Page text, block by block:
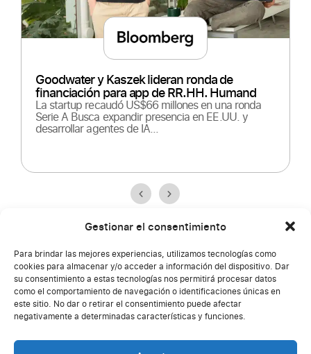
Gestionar el consentimiento
Para brindar las mejores experiencias, utilizamos tecnologías como
cookies para almacenar y/o acceder a información del dispositivo. Dar
su consentimiento a estas tecnologías nos permitirá procesar datos
como el comportamiento de navegación o identificaciones únicas en
este sitio. No dar o retirar el consentimiento puede afectar
negativamente a determinadas características y funciones.
Goodwater y Kaszek lideran ronda de
financiación para app de RR.HH. Humand
La startup recaudó US$66 millones en una ronda
Serie A Busca expandir presencia en EE.UU. y
desarrollar agentes de IA...
Más de 2 millones de
personas ya usan Humand.
¿Te mostramos cómo? Explora cómo
toda su fuerza laboral en tiempo real.